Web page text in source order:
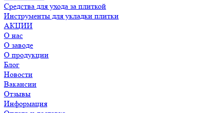
Средства для ухода за плиткой
Инструменты для укладки плитки
АКЦИИ
О нас
О заводе
О продукции
Блог
Новости
Вакансии
Отзывы
Информация